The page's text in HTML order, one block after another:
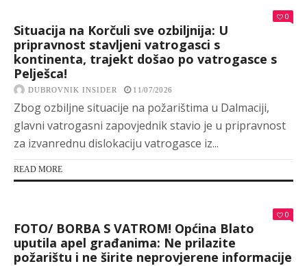
0
Situacija na Korčuli sve ozbiljnija: U
pripravnost stavljeni vatrogasci s
kontinenta, trajekt došao po vatrogasce s
Pelješca!
DUBROVNIK INSIDER 11/07/2026
Zbog ozbiljne situacije na požarištima u Dalmaciji,
glavni vatrogasni zapovjednik stavio je u pripravnost
za izvanrednu dislokaciju vatrogasce iz...
READ MORE
0
FOTO/ BORBA S VATROM! Općina Blato
uputila apel građanima: Ne prilazite
požarištu i ne širite neprovjerene informacije